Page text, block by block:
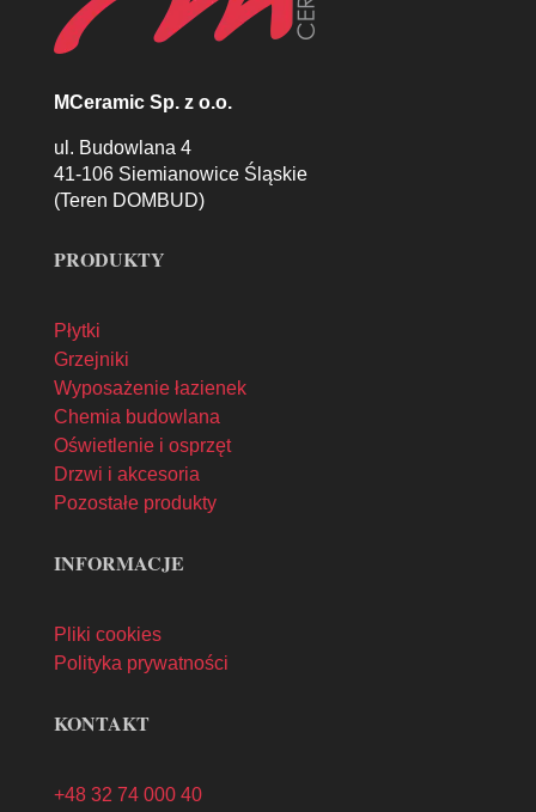
MCeramic Sp. z o.o.
ul. Budowlana 4
41-106 Siemianowice Śląskie
(Teren DOMBUD)
PRODUKTY
Płytki
Grzejniki
Wyposażenie łazienek
Chemia budowlana
Oświetlenie i osprzęt
Drzwi i akcesoria
Pozostałe produkty
INFORMACJE
Pliki cookies
Polityka prywatności
KONTAKT
+48 32 74 000 40